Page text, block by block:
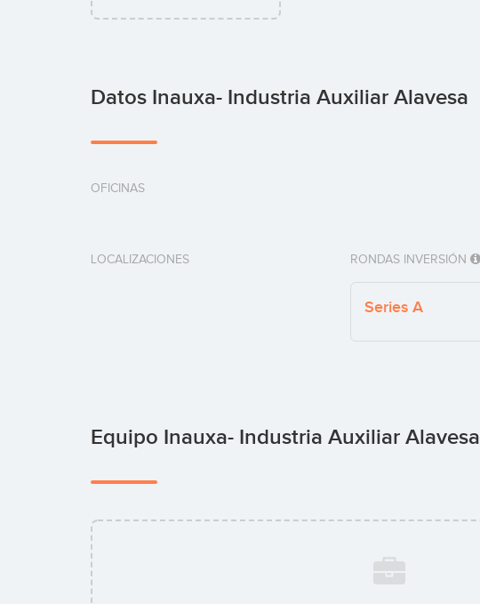
Datos Inauxa- Industria Auxiliar Alavesa
OFICINAS
LOCALIZACIONES RONDAS INVERSIÓN
Series A
Equipo Inauxa- Industria Auxiliar Alavesa